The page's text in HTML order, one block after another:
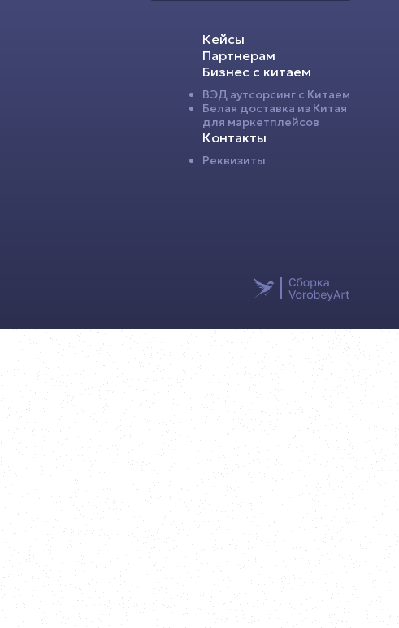
Кейсы
Партнерам
Бизнес с китаем
ВЭД аутсорсинг с Китаем
Белая доставка из Китая
для маркетплейсов
Контакты
Реквизиты